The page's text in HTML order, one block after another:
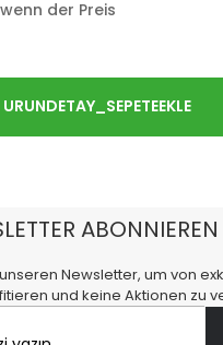
der Preis
ABONNIEREN
Newsletter, um von
und keine Aktionen zu